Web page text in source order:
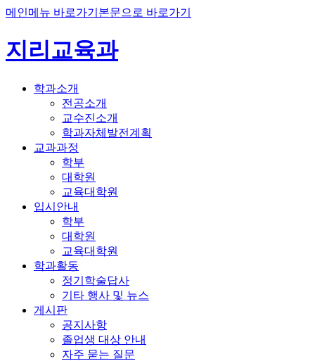
메인메뉴 바로가기 본문으로 바로가기
지리교육과
학과소개
전공소개
교수진소개
학과자체발전계획
교과과정
학부
대학원
교육대학원
입시안내
학부
대학원
교육대학원
학과활동
정기학술답사
기타 행사 및 뉴스
게시판
공지사항
졸업생 대상 안내
자주 묻는 질문